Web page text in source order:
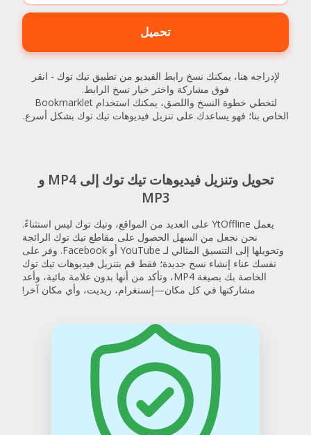
تحميل
لإدراجه هنا، يمكنك نسخ رابط الفيديو من تطبيق تيك توك - انقر
فوق مشاركة واختر خيار نسخ الرابط.
لتخطي خطوة النسخ واللصق، يمكنك استخدام Bookmarklet
الخاص بنا؛ فهو يساعدك على تنزيل فيديوهات تيك توك بشكل أسرع.
تحويل وتنزيل فيديوهات تيك توك إلى MP4 و
MP3
يعمل YtOffline على العديد من المواقع، وتيك توك ليس استثناءً.
نحن نجعل من السهل الحصول على مقاطع تيك توك الرائجة
وتحويلها إلى التنسيق المثالي لـ YouTube أو Facebook. وفر على
نفسك عناء إنشاء نسخ جديدة؛ فقط قم بتنزيل فيديوهات تيك توك
الخاصة بك بصيغة MP4، وتأكد من أنها بدون علامة مائية، وأعد
مشاركتها في كل مكان—إنستغرام، ريديت، وأي مكان آخر!